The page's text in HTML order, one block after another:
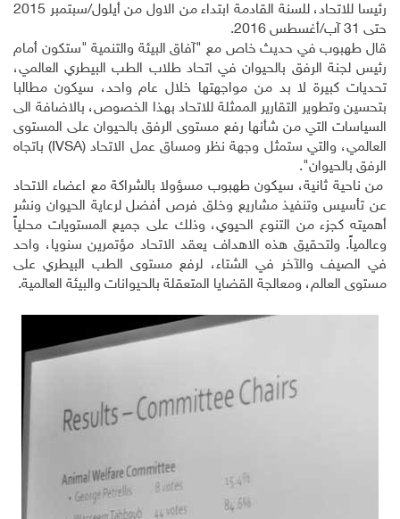
رئيسا للاتحاد، للسنة القادمة ابتداء من الاول من أيلول/سبتمبر 2015
حتى 31 آب/أغسطس 2016.
قال طهبوب في حديث خاص مع "آفاق البيئة والتنمية "ستكون أمام
رئيس لجنة الرفق بالحيوان في اتحاد طلاب الطب البيطري العالمي،
تحديات كبيرة لا بد من مواجهتها خلال عام واحد، سيكون مطالبا
بتحسين وتطوير التقارير الممثلة للاتحاد بهذا الخصوص، بالاضافة الى
السياسات التي من شأنها رفع مستوى الرفق بالحيوان على المستوى
العالمي، والتي ستمثل وجهة نظر ومساق عمل الاتحاد (IVSA) باتجاه
الرفق بالحيوان".
من ناحية ثانية، سيكون طهبوب مسؤولا بالشراكة مع اعضاء الاتحاد
عن تأسيس وتنفيذ مشاريع وخلق فرص أفضل لرعاية الحيوان ونشر
أهميته كجزء من التنوع الحيوي، وذلك على جميع المستويات محلياً
وعالمياً. ولتحقيق هذه الاهداف يعقد الاتحاد مؤتمرين سنويا، واحد
في الصيف والآخر في الشتاء، لرفع مستوى الطب البيطري على
مستوى العالم، ومعالجة القضايا المتعقلة بالحيوانات والبيئة العالمية.